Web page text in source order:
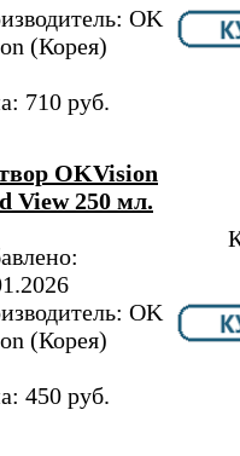
OK
(Корея)
710 руб.
OKVision
View 250 мл.
OK
(Корея)
450 руб.